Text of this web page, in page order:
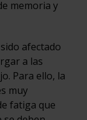
memoria y
afectado
a las
Para ello, la
muy
fatiga que